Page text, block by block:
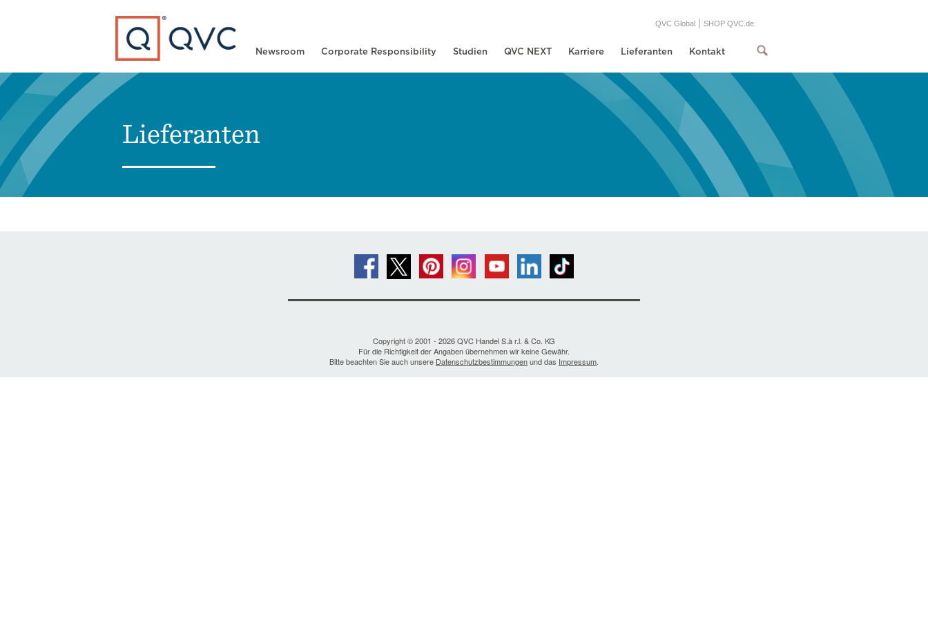
Newsroom Corporate Responsibility Studien QVC NEXT Karriere Lieferanten Kontakt
QVC Global | SHOP QVC.de
Type to search
Lieferanten
Copyright © 2001 - 2026 QVC Handel S.à r.l. & Co. KG
Für die Richtigkeit der Angaben übernehmen wir keine Gewähr.
Bitte beachten Sie auch unsere Datenschutzbestimmungenund das Impressum.